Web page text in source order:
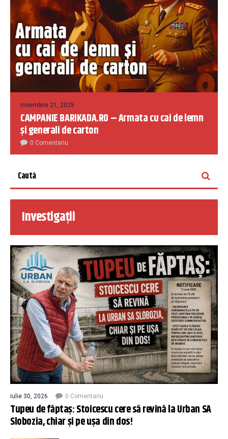
noiembrie 21, 2025
CAMPANIE BARIKADA.RO – Armata cu cai de lemn
și generali de carton
0 Comentariu
Investigații
iulie 30, 2026 0 Comentariu
Tupeu de făptaș: Stoicescu cere să revină la Urban SA
Slobozia, chiar și pe ușa din dos!